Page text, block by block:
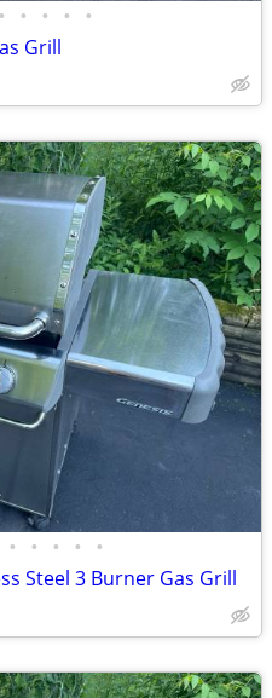
• • • • •
Grill
• • • • •
Steel 3 Burner Gas Grill